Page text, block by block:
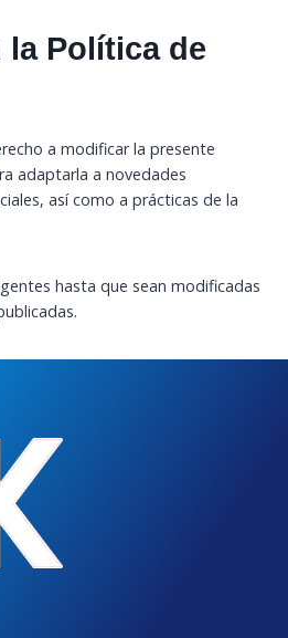
la Política de
a modificar la presente
adaptarla a novedades
así como a prácticas de la
hasta que sean modificadas